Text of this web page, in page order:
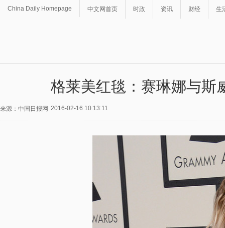
China Daily Homepage 中文网首页 时政 资讯 财经 生
格莱美红毯：赛琳娜与斯
来源：中国日报网 2016-02-16 10:13:11